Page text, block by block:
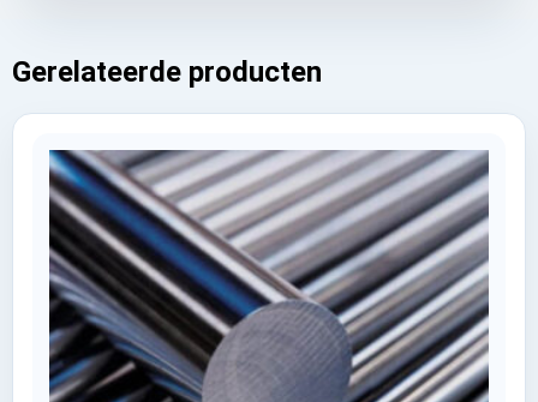
Gerelateerde producten